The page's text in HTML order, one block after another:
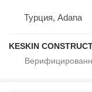
Турция, Adana
KESKIN